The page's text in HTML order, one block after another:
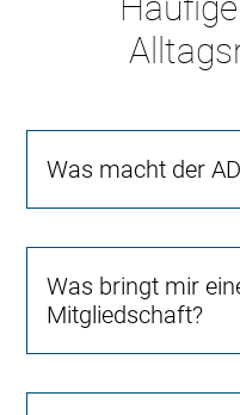
Was macht der
Was bringt mir
Mitgliedschaft?